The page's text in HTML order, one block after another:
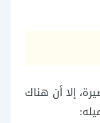
إلا أن هناك